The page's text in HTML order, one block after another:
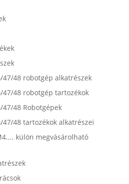
48 robotgép alkatrészek
48 robotgép tartozékok
48 Robotgépek
48 tartozékok alkatrészei
külön megvásárolható